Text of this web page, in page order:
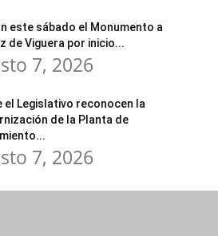
este sábado el Monumento a
de Viguera por inicio...
7, 2026
el Legislativo reconocen la
de la Planta de
7, 2026